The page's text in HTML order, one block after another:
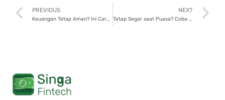
Prev
PREVIOUS
Keuangan Tetap Aman? Ini Cara Hitung Dana Liburan yang Benar!
NEXT
Tetap Segar saat Puasa? Coba 7 Tips Jaga Pola Tidur Ini!